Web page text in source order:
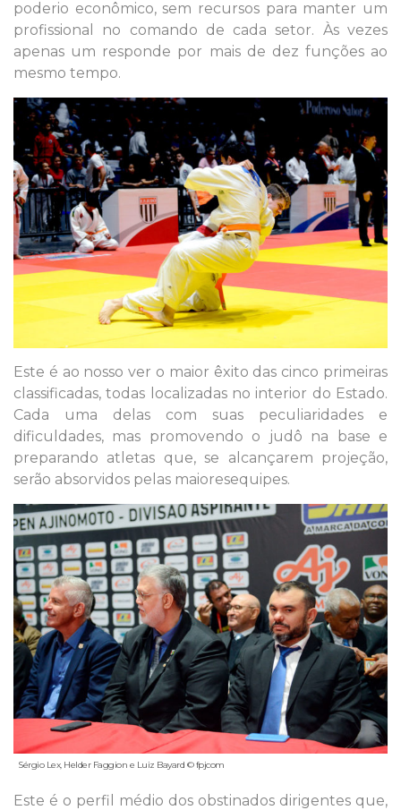
poderio econômico, sem recursos para manter um
profissional no comando de cada setor. Às vezes
apenas um responde por mais de dez funções ao
mesmo tempo.
Este é ao nosso ver o maior êxito das cinco primeiras
classificadas, todas localizadas no interior do Estado.
Cada uma delas com suas peculiaridades e
dificuldades, mas promovendo o judô na base e
preparando atletas que, se alcançarem projeção,
serão absorvidos pelas maioresequipes.
Sérgio Lex, Helder Faggion e Luiz Bayard © fpjcom
Este é o perfil médio dos obstinados dirigentes que,